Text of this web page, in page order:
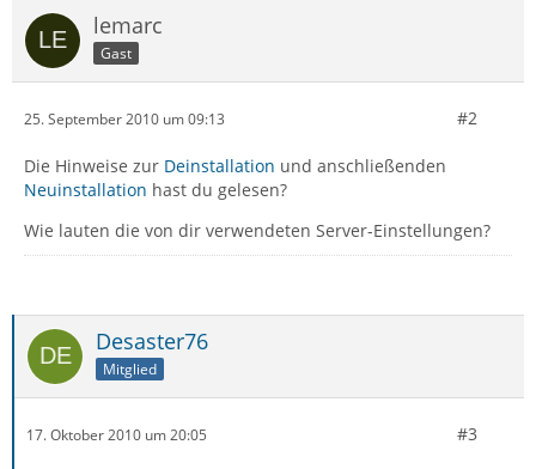
lemarc
Gast
25. September 2010 um 09:13 #2
Die Hinweise zur Deinstallation und anschließenden
Neuinstallation hast du gelesen?
Wie lauten die von dir verwendeten Server-Einstellungen?
Desaster76
Mitglied
17. Oktober 2010 um 20:05 #3